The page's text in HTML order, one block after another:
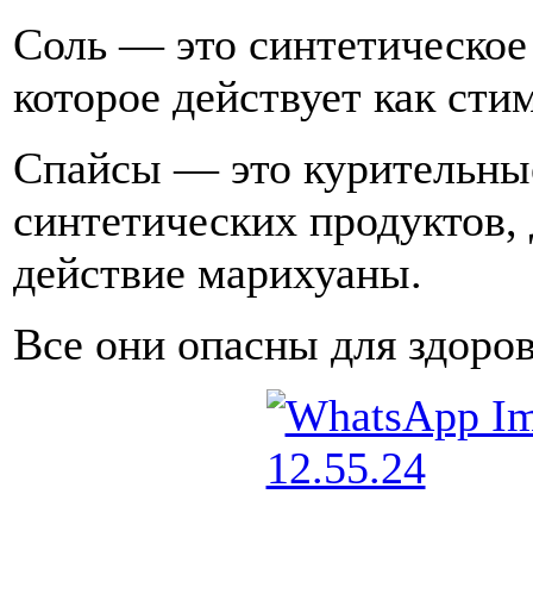
Соль — это
которое действует как
Спайсы — это
синтетических
действие марихуаны.
Все они опасны для